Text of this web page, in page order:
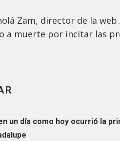
Zam, director de la web
a muerte por incitar las
un día como hoy ocurrió la